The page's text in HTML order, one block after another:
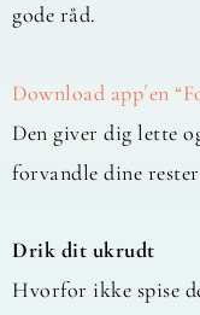
gode råd.
Download app´en
Den giver dig lette
forvandle dine
Drik dit ukrudt
Hvorfor ikke spise